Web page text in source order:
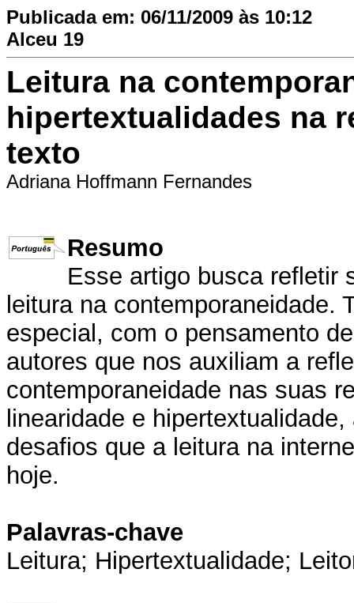
Publicada em: 06/11/2009 às 10:12
Alceu 19
Leitura na
hipertextualidades na
texto
Adriana Hoffmann Fernandes
Resumo
Esse artigo busca refletir
leitura na contemporaneidade.
especial, com o pensamento
autores que nos auxiliam a
contemporaneidade nas suas
linearidade e
desafios que a leitura na
hoje.
Palavras-chave
Leitura; Hipertextualidade;